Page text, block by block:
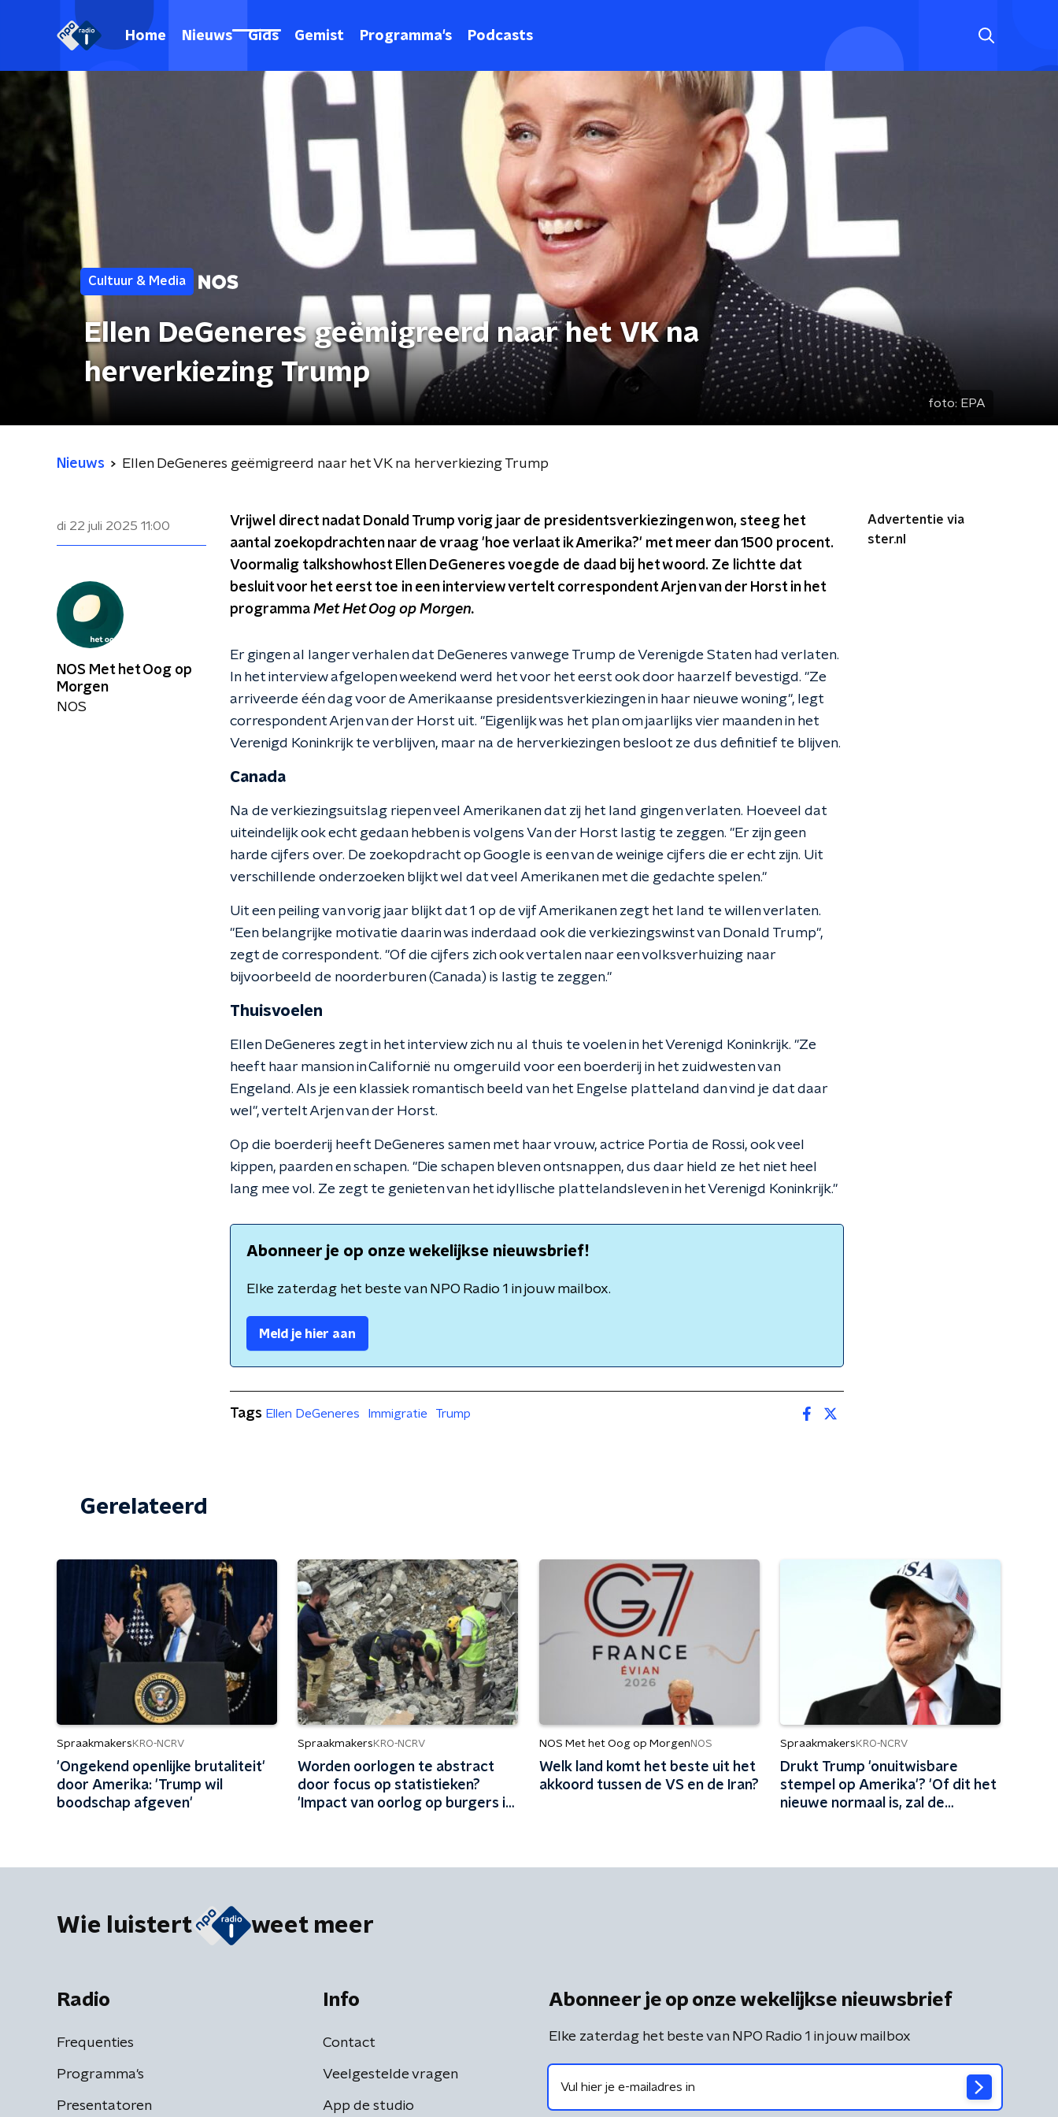
Home Nieuws Gids Gemist Programma's Podcasts
Cultuur & Media
Ellen DeGeneres geëmigreerd naar het VK na
herverkiezing Trump
foto: EPA
Nieuws Ellen DeGeneres geëmigreerd naar het VK na herverkiezing Trump
di 22 juli 2025 11:00
Vrijwel direct nadat Donald Trump vorig jaar de presidentsverkiezingen won, steeg het
aantal zoekopdrachten naar de vraag 'hoe verlaat ik Amerika?' met meer dan 1500 procent.
Voormalig talkshowhost Ellen DeGeneres voegde de daad bij het woord. Ze lichtte dat
besluit voor het eerst toe in een interview vertelt correspondent Arjen van der Horst in het
programma Met Het Oog op Morgen.
Er gingen al langer verhalen dat DeGeneres vanwege Trump de Verenigde Staten had verlaten.
In het interview afgelopen weekend werd het voor het eerst ook door haarzelf bevestigd. "Ze
arriveerde één dag voor de Amerikaanse presidentsverkiezingen in haar nieuwe woning", legt
correspondent Arjen van der Horst uit. "Eigenlijk was het plan om jaarlijks vier maanden in het
Verenigd Koninkrijk te verblijven, maar na de herverkiezingen besloot ze dus definitief te blijven.
Canada
Na de verkiezingsuitslag riepen veel Amerikanen dat zij het land gingen verlaten. Hoeveel dat
uiteindelijk ook echt gedaan hebben is volgens Van der Horst lastig te zeggen. "Er zijn geen
harde cijfers over. De zoekopdracht op Google is een van de weinige cijfers die er echt zijn. Uit
verschillende onderzoeken blijkt wel dat veel Amerikanen met die gedachte spelen."
Uit een peiling van vorig jaar blijkt dat 1 op de vijf Amerikanen zegt het land te willen verlaten.
"Een belangrijke motivatie daarin was inderdaad ook die verkiezingswinst van Donald Trump",
zegt de correspondent. "Of die cijfers zich ook vertalen naar een volksverhuizing naar
bijvoorbeeld de noorderburen (Canada) is lastig te zeggen."
Thuisvoelen
Ellen DeGeneres zegt in het interview zich nu al thuis te voelen in het Verenigd Koninkrijk. "Ze
heeft haar mansion in Californië nu omgeruild voor een boerderij in het zuidwesten van
Engeland. Als je een klassiek romantisch beeld van het Engelse platteland dan vind je dat daar
wel", vertelt Arjen van der Horst.
Op die boerderij heeft DeGeneres samen met haar vrouw, actrice Portia de Rossi, ook veel
kippen, paarden en schapen. "Die schapen bleven ontsnappen, dus daar hield ze het niet heel
lang mee vol. Ze zegt te genieten van het idyllische plattelandsleven in het Verenigd Koninkrijk."
Abonneer je op onze wekelijkse nieuwsbrief!
Elke zaterdag het beste van NPO Radio 1 in jouw mailbox.
Meld je hier aan
Advertentie via
ster.nl
NOS Met het Oog op
Morgen
NOS
Tags Ellen DeGeneres Immigratie Trump
Gerelateerd
Spraakmakers KRO-NCRV
'Ongekend openlijke brutaliteit'
door Amerika: 'Trump wil
boodschap afgeven'
Spraakmakers KRO-NCRV
Worden oorlogen te abstract
door focus op statistieken?
'Impact van oorlog op burgers is
NOS Met het Oog op Morgen NOS
Welk land komt het beste uit het
akkoord tussen de VS en de Iran?
Spraakmakers KRO-NCRV
Drukt Trump 'onuitwisbare
stempel op Amerika'? 'Of dit het
nieuwe normaal is, zal de
Wie luistert weet meer
Radio
Frequenties
Programma's
Presentatoren
Info
Contact
Veelgestelde vragen
App de studio
Abonneer je op onze wekelijkse nieuwsbrief
Elke zaterdag het beste van NPO Radio 1 in jouw mailbox